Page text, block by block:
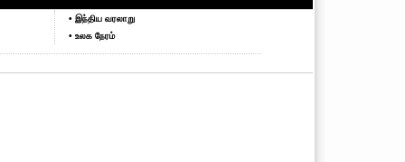
• இந்திய வரலாறு
• உலக நேரம்